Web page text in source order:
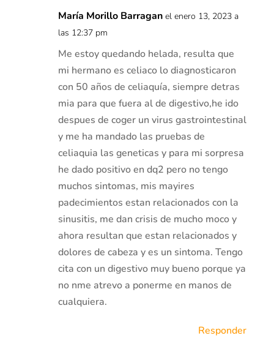
María Morillo Barragan el enero 13, 2023 a
las 12:37 pm
Me estoy quedando helada, resulta que
mi hermano es celiaco lo diagnosticaron
con 50 años de celiaquía, siempre detras
mia para que fuera al de digestivo,he ido
despues de coger un virus gastrointestinal
y me ha mandado las pruebas de
celiaquia las geneticas y para mi sorpresa
he dado positivo en dq2 pero no tengo
muchos sintomas, mis mayires
padecimientos estan relacionados con la
sinusitis, me dan crisis de mucho moco y
ahora resultan que estan relacionados y
dolores de cabeza y es un sintoma. Tengo
cita con un digestivo muy bueno porque ya
no nme atrevo a ponerme en manos de
cualquiera.
Responder